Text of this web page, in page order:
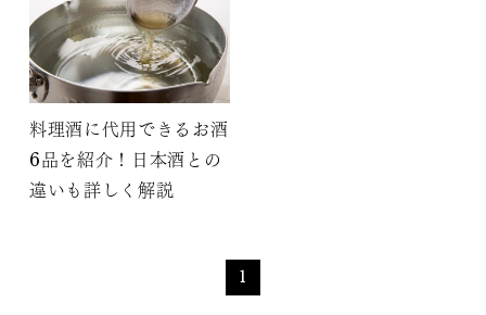
料理酒に代用できるお酒
6品を紹介！日本酒との
違いも詳しく解説
1